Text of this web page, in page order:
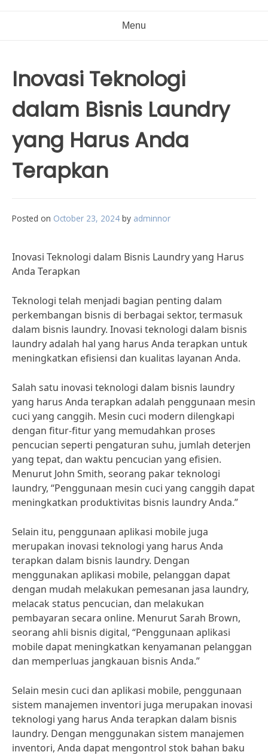
Menu
Inovasi Teknologi
dalam Bisnis Laundry
yang Harus Anda
Terapkan
Posted on October 23, 2024 by adminnor
Inovasi Teknologi dalam Bisnis Laundry yang Harus
Anda Terapkan
Teknologi telah menjadi bagian penting dalam
perkembangan bisnis di berbagai sektor, termasuk
dalam bisnis laundry. Inovasi teknologi dalam bisnis
laundry adalah hal yang harus Anda terapkan untuk
meningkatkan efisiensi dan kualitas layanan Anda.
Salah satu inovasi teknologi dalam bisnis laundry
yang harus Anda terapkan adalah penggunaan mesin
cuci yang canggih. Mesin cuci modern dilengkapi
dengan fitur-fitur yang memudahkan proses
pencucian seperti pengaturan suhu, jumlah deterjen
yang tepat, dan waktu pencucian yang efisien.
Menurut John Smith, seorang pakar teknologi
laundry, “Penggunaan mesin cuci yang canggih dapat
meningkatkan produktivitas bisnis laundry Anda.”
Selain itu, penggunaan aplikasi mobile juga
merupakan inovasi teknologi yang harus Anda
terapkan dalam bisnis laundry. Dengan
menggunakan aplikasi mobile, pelanggan dapat
dengan mudah melakukan pemesanan jasa laundry,
melacak status pencucian, dan melakukan
pembayaran secara online. Menurut Sarah Brown,
seorang ahli bisnis digital, “Penggunaan aplikasi
mobile dapat meningkatkan kenyamanan pelanggan
dan memperluas jangkauan bisnis Anda.”
Selain mesin cuci dan aplikasi mobile, penggunaan
sistem manajemen inventori juga merupakan inovasi
teknologi yang harus Anda terapkan dalam bisnis
laundry. Dengan menggunakan sistem manajemen
inventori, Anda dapat mengontrol stok bahan baku